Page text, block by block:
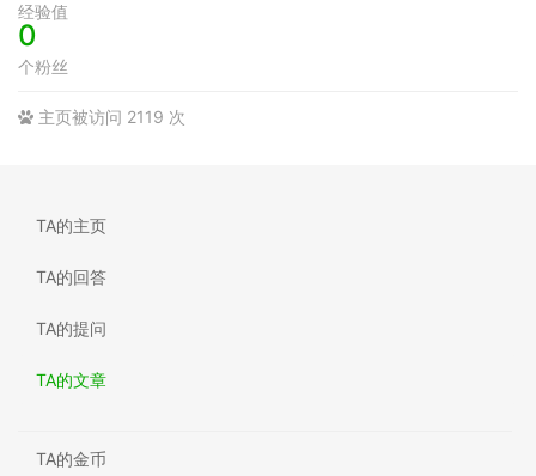
经验值
0
个粉丝
主页被访问 2119 次
TA的主页
TA的回答
TA的提问
TA的文章
TA的金币